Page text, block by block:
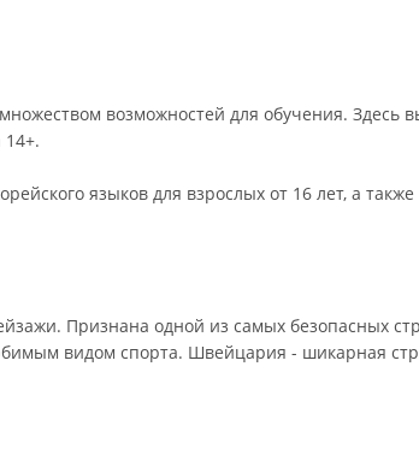
возможностей для обучения. Здесь
языков для взрослых от 16 лет, а также
Признана одной из самых безопасных
видом спорта. Швейцария - шикарная